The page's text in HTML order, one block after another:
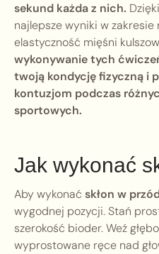
sekund każda z nich.
najlepsze wyniki w
elastyczność mięśni
wykonywanie tych
twoją kondycję fizyczną i
kontuzjom podczas
sportowych.
Jak wykonać
Aby wykonać skłon w
wygodnej pozycji. Stań
szerokość bioder. Weź
wyprostowane ręce nad